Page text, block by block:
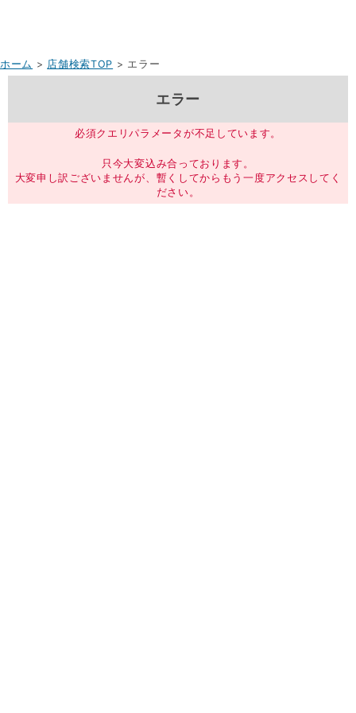
ホーム > 店舗検索TOP > エラー
エラー
必須クエリパラメータが不足しています。
只今大変込み合っております。
大変申し訳ございませんが、暫くしてからもう一度アクセスしてく
ださい。